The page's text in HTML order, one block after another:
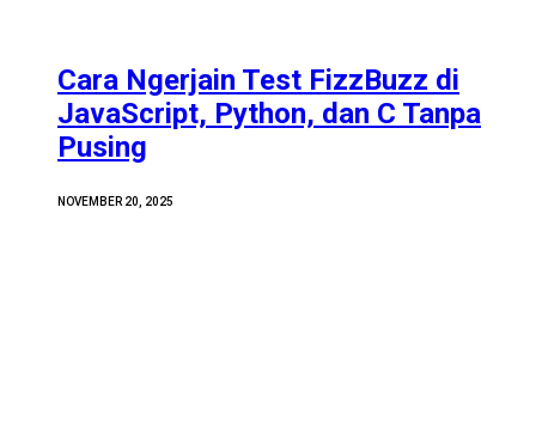
Cara Ngerjain Test FizzBuzz di
JavaScript, Python, dan C Tanpa
Pusing
NOVEMBER 20, 2025